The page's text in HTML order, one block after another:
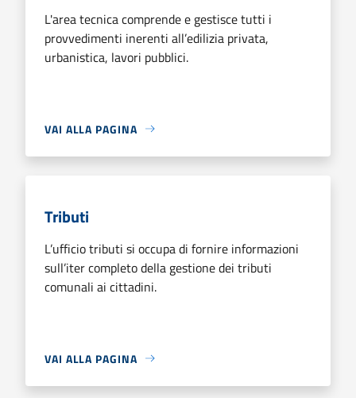
L'area tecnica comprende e gestisce tutti i
provvedimenti inerenti all’edilizia privata,
urbanistica, lavori pubblici.
VAI ALLA PAGINA
Tributi
L’ufficio tributi si occupa di fornire informazioni
sull’iter completo della gestione dei tributi
comunali ai cittadini.
VAI ALLA PAGINA